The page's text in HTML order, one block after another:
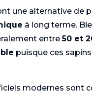
une alternative de
à long terme.
entre50 et
puisque ces
modernes sont